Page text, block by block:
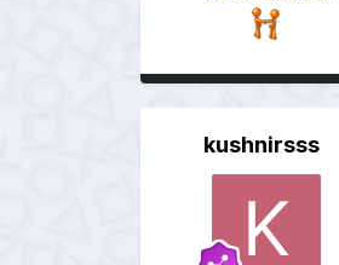
kushnirsss